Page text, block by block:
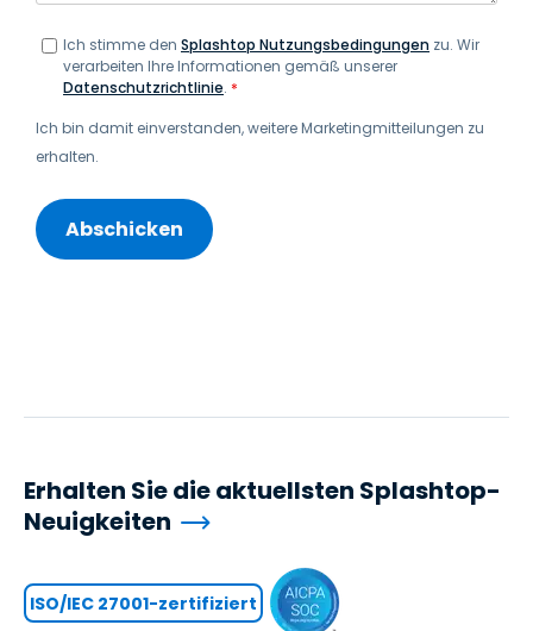
Ich stimme den Splashtop Nutzungsbedingungen zu. Wir
verarbeiten Ihre Informationen gemäß unserer
Datenschutzrichtlinie. *
Ich bin damit einverstanden, weitere Marketingmitteilungen zu
erhalten.
Erhalten Sie die aktuellsten Splashtop-
Neuigkeiten
ISO/IEC 27001-zertifiziert